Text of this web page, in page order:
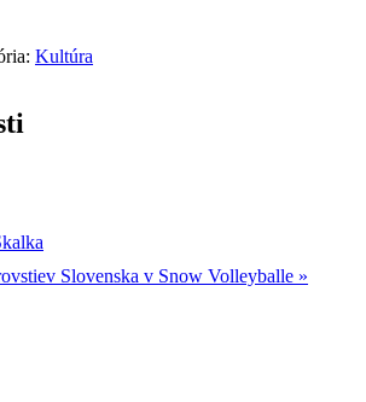
Kultúra
Slovenska v Snow Volleyballe »